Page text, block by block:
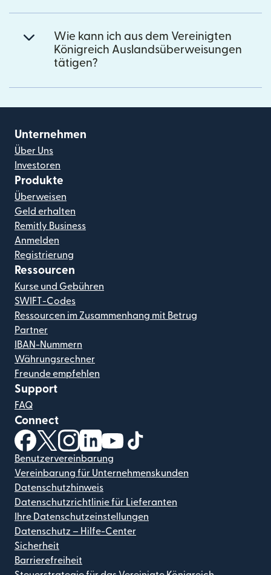
Wie kann ich aus dem Vereinigten
Königreich Auslandsüberweisungen
tätigen?
Unternehmen
Über Uns
Investoren
Produkte
Überweisen
Geld erhalten
Remitly Business
Anmelden
Registrierung
Ressourcen
Kurse und Gebühren
SWIFT-Codes
Ressourcen im Zusammenhang mit Betrug
Partner
IBAN-Nummern
Währungsrechner
Freunde empfehlen
Support
FAQ
Connect
(wird in einem neuen Fenster geöffnet)
(wird in einem neuen Fenster geöffnet)
(wird in einem neuen Fenster geöffnet)
(wird in einem neuen Fenster geöffnet)
(wird in einem neuen Fenster
Benutzervereinbarung
Vereinbarung für Unternehmenskunden
Datenschutzhinweis
Datenschutzrichtlinie für Lieferanten
Ihre Datenschutzeinstellungen
Datenschutz – Hilfe-Center
Sicherheit
Barrierefreiheit